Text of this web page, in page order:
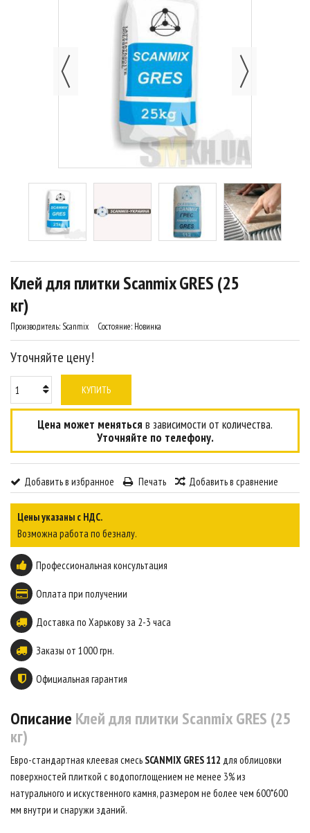
Клей для плитки Scanmix GRES (25
кг)
Производитель: Scanmix Состояние: Новинка
Уточняйте цену!
КУПИТЬ
Цена может меняться в зависимости от количества.
Уточняйте по телефону.
Добавить в избранное Печать Добавить в сравнение
Цены указаны с НДС.
Возможна работа по безналу.
Профессиональная консультация
Оплата при получении
Доставка по Харькову за 2-3 часа
Заказы от 1000 грн.
Официальная гарантия
Описание Клей для плитки Scanmix GRES (25
кг)
Евро-стандартная клеевая смесь SCANMIX GRES 112 для облицовки
поверхностей плиткой с водопоглощением не менее 3% из
натурального и искуственного камня, размером не более чем 600*600
мм внутри и снаружи зданий.